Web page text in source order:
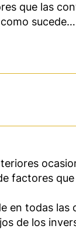
que las
sucede…
factores
en todas las
de los